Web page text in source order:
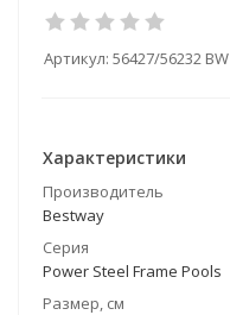
Артикул: 56427/56232 BW
Характеристики
Производитель
Bestway
Серия
Power Steel Frame Pools
Размер, см